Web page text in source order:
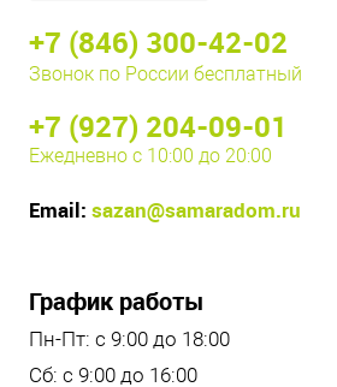
+7 (846) 300-42-02
Звонок по России бесплатный
+7 (927) 204-09-01
Ежедневно с 10:00 до 20:00
Email: sazan@samaradom.ru
График работы
Пн-Пт: с 9:00 до 18:00
Сб: с 9:00 до 16:00